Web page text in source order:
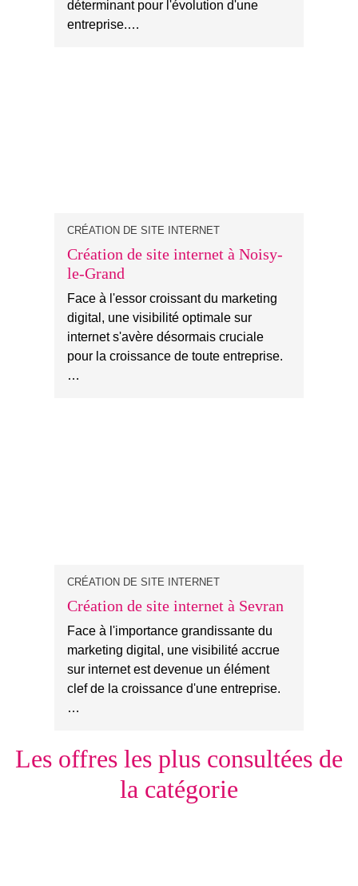
déterminant pour l'évolution d'une
entreprise.…
CRÉATION DE SITE INTERNET
Création de site internet à Noisy-
le-Grand
Face à l'essor croissant du marketing
digital, une visibilité optimale sur
internet s'avère désormais cruciale
pour la croissance de toute entreprise.
…
CRÉATION DE SITE INTERNET
Création de site internet à Sevran
Face à l'importance grandissante du
marketing digital, une visibilité accrue
sur internet est devenue un élément
clef de la croissance d'une entreprise.
…
Les offres les plus consultées de
la catégorie